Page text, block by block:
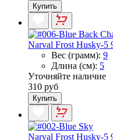
Купить
Narval Frost Husky-5
Вес (грамм): 9
Длина (см): 5
Уточняйте наличие
310 руб
Купить
Narval Frost Husky-5